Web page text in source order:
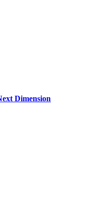
Dimension